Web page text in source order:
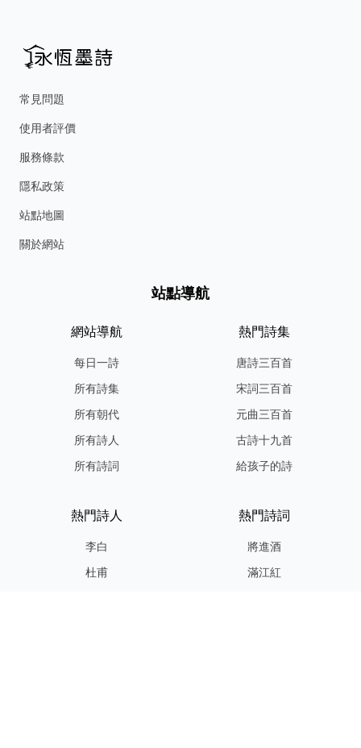
常見問題
使用者評價
服務條款
隱私政策
站點地圖
關於網站
站點導航
網站導航
每日一詩
所有詩集
所有朝代
所有詩人
所有詩詞
熱門詩集
唐詩三百首
宋詞三百首
元曲三百首
古詩十九首
給孩子的詩
熱門詩人
李白
杜甫
熱門詩詞
將進酒
滿江紅